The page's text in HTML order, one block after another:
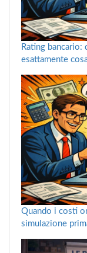
Rating bancario:
esattamente
Quando i costi
simulazione